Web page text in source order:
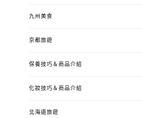
九州美食
京都旅遊
保養技巧＆商品介紹
化妝技巧＆商品介紹
北海道旅遊